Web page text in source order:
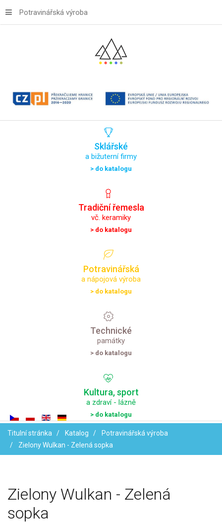
Potravinářská výroba
Sklářské
a bižuterní firmy
> do katalogu
Tradiční řemesla
vč. keramiky
> do katalogu
Potravinářská
a nápojová výroba
> do katalogu
Technické
památky
> do katalogu
Kultura, sport
a zdraví - lázně
> do katalogu
Titulní stránka Katalog
Potravinářská výroba
Zielony Wulkan - Zelená sopka
Zielony Wulkan - Zelená
sopka